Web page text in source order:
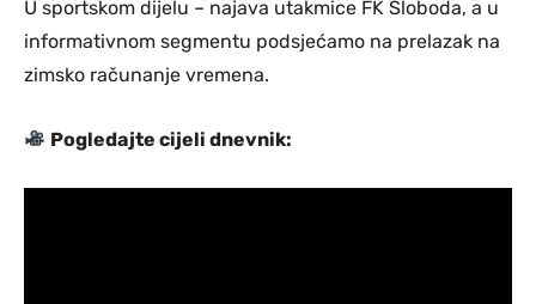
U sportskom dijelu – najava utakmice FK Sloboda, a u
informativnom segmentu podsjećamo na prelazak na
zimsko računanje vremena.
Pogledajte cijeli dnevnik: